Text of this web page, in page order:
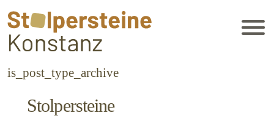
is_post_type_archive
Stolpersteine